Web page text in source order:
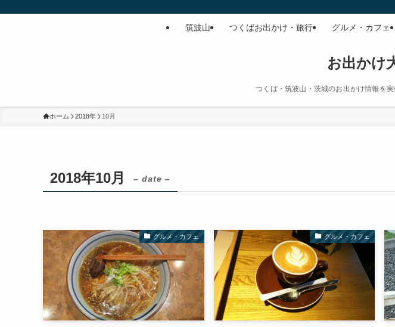
お出かけ
つくば・筑波山・茨城のお出かけ情報を
筑波山 つくばお出かけ・旅行 グルメ・カフェ
ホーム 2018年 10月
2018年10月 – date –
グルメ・カフェ グルメ・カフェ